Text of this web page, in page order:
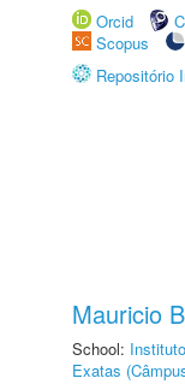
Orcid
Scopus
Repositório
Mauricio
School:
Exatas